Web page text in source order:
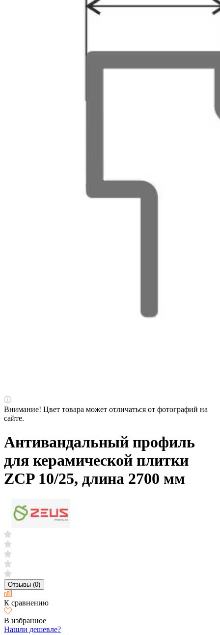
Внимание! Цвет товара может отличаться от фотографий на
сайте.
Антивандальный профиль
для керамической плитки
ZCP 10/25, длина 2700 мм
Отзывы (0)
К сравнению
В избранное
Нашли дешевле?